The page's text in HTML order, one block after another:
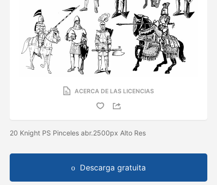
ACERCA DE LAS LICENCIAS
20 Knight PS Pinceles abr.2500px Alto Res
Descarga gratuita